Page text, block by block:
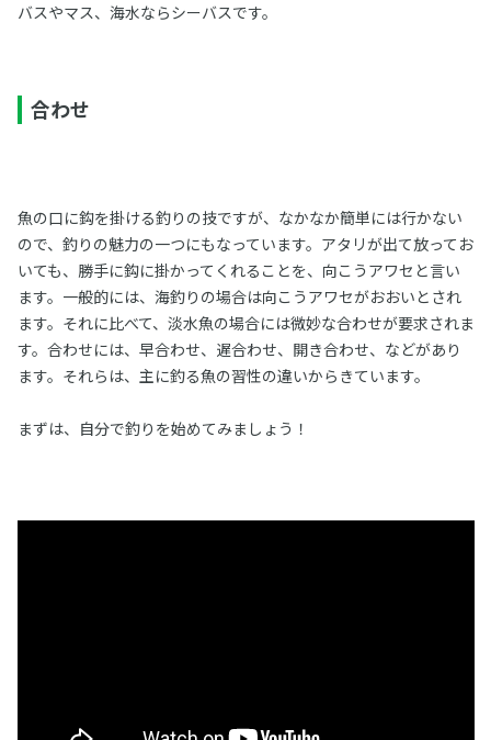
バスやマス、海水ならシーバスです。
合わせ
魚の口に鈎を掛ける釣りの技ですが、なかなか簡単には行かない
ので、釣りの魅力の一つにもなっています。アタリが出て放ってお
いても、勝手に鈎に掛かってくれることを、向こうアワセと言い
ます。一般的には、海釣りの場合は向こうアワセがおおいとされ
ます。それに比べて、淡水魚の場合には微妙な合わせが要求されま
す。合わせには、早合わせ、遅合わせ、開き合わせ、などがあり
ます。それらは、主に釣る魚の習性の違いからきています。
まずは、自分で釣りを始めてみましょう！